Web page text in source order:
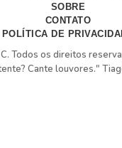
SOBRE
CONTATO
POLÍTICA DE
Todos os direitos
Cante louvores."